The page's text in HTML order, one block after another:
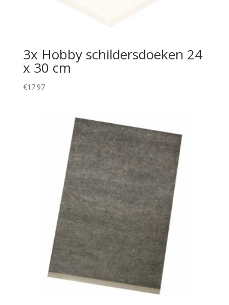
3x Hobby schildersdoeken 24
x 30 cm
€17.97